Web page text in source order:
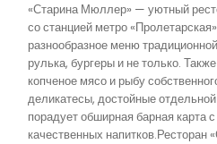
«Старина Мюллер» — уютный
со станцией метро
разнообразное меню
рулька, бургеры и не только.
копченое мясо и рыбу
деликатесы, достойные
порадует обширная барная карта
качественных